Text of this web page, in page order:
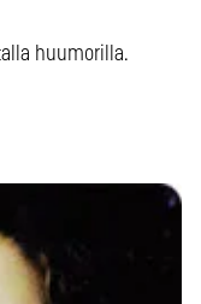
huumorilla.